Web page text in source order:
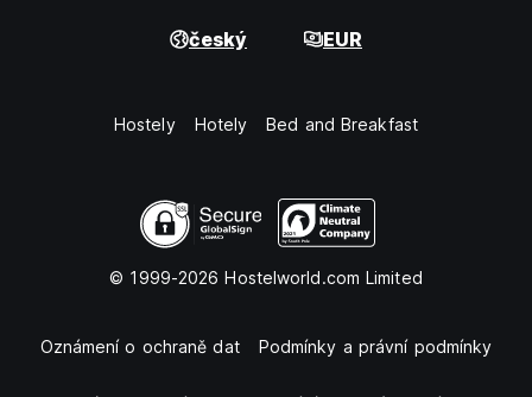
český EUR
Hostely Hotely Bed and Breakfast
© 1999-2026 Hostelworld.com Limited
Oznámení o ochraně dat Podmínky a právní podmínky